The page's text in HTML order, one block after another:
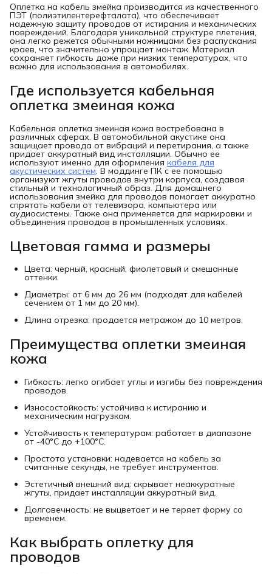
Оплетка на кабель змейка производится из качественного
ПЭТ (полиэтилентерефталата), что обеспечивает
надежную защиту проводов от истирания и механических
повреждений. Благодаря уникальной структуре плетения,
она легко режется обычными ножницами без распускания
краев, что значительно упрощает монтаж. Материал
сохраняет гибкость даже при низких температурах, что
важно для использования в автомобилях.
Где используется кабельная
оплетка змеиная кожа
Кабельная оплетка змеиная кожа востребована в
различных сферах. В автомобильной акустике она
защищает провода от вибраций и перетирания, а также
придает аккуратный вид инсталляции. Обычно ее
используют именно для оформления кабеля для
акустических систем. В моддинге ПК с ее помощью
организуют жгуты проводов внутри корпуса, создавая
стильный и технологичный образ. Для домашнего
использования змейка для проводов помогает аккуратно
спрятать кабели от телевизора, компьютера или
аудиосистемы. Также она применяется для маркировки и
объединения проводов в промышленных условиях.
Цветовая гамма и размеры
Цвета: черный, красный, фиолетовый и смешанные
оттенки.
Диаметры: от 6 мм до 26 мм (подходят для кабелей
сечением от 1 мм до 20 мм).
Длина отрезка: продается метражом до 10 метров.
Преимущества оплетки змеиная
кожа
Гибкость: легко огибает углы и изгибы без повреждения
проводов.
Износостойкость: устойчива к истиранию и
механическим нагрузкам.
Устойчивость к температурам: работает в диапазоне
от -40°C до +100°C.
Простота установки: надевается на кабель за
считанные секунды, не требует инструментов.
Эстетичный внешний вид: скрывает неаккуратные
жгуты, придает инсталляции аккуратный вид.
Долговечность: не выцветает и не теряет форму со
временем.
Как выбрать оплетку для
проводов